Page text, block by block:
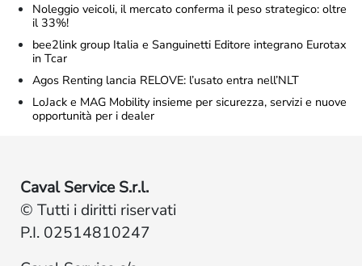
Noleggio veicoli, il mercato conferma il peso strategico: oltre
il 33%!
bee2link group Italia e Sanguinetti Editore integrano Eurotax
in Tcar
Agos Renting lancia RELOVE: l’usato entra nell’NLT
LoJack e MAG Mobility insieme per sicurezza, servizi e nuove
opportunità per i dealer
Caval Service S.r.l.
© Tutti i diritti riservati
P.I. 02514810247